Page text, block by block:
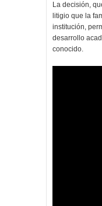
La decisión,
litigio que la
institución,
desarrollo
conocido.